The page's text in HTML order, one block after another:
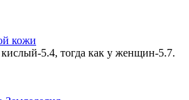
кожи
5.4, тогда как у женщин-5.7.